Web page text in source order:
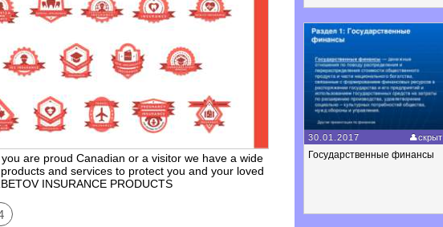
are proud Canadian or a visitor we have a wide
and services to protect you and your loved
INSURANCE PRODUCTS
30.01.2017 скрыт
Государственные финансы